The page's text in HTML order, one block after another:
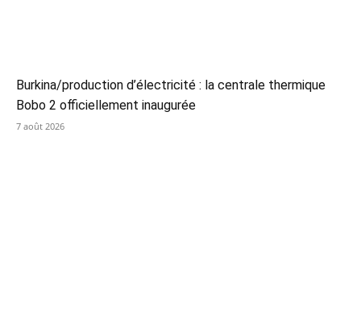
Burkina/production d’électricité : la centrale thermique
Bobo 2 officiellement inaugurée
7 août 2026